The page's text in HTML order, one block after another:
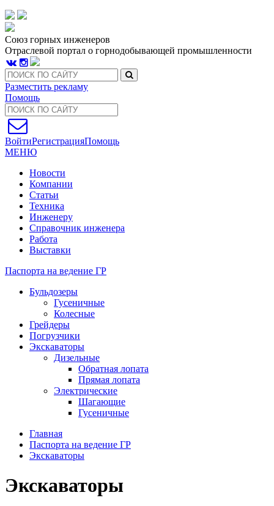
Союз горных инженеров
Отраслевой портал о горнодобывающей промышленности
Разместить рекламу
Помощь
ВойтиРегистрацияПомощь
МЕНЮ
Новости
Компании
Статьи
Техника
Инженеру
Справочник инженера
Работа
Выставки
Паспорта на ведение ГР
Бульдозеры
Гусеничные
Колесные
Грейдеры
Погрузчики
Экскаваторы
Дизельные
Обратная лопата
Прямая лопата
Электрические
Шагающие
Гусеничные
Главная
Паспорта на ведение ГР
Экскаваторы
Экскаваторы